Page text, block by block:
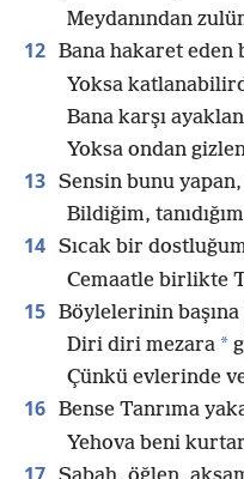
Meydanından
12 Bana hakaret eden
Yoksa
Bana karşı
Yoksa ondan
13 Sensin bunu
Bildiğim,
14 Sıcak bir
Cemaatle birlikte
15 Böylelerinin başına
Diri diri mezara *
Çünkü evlerinde
16 Bense Tanrıma
Yehova beni